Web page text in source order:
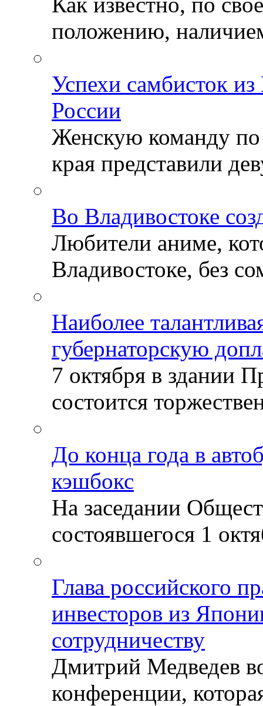
положению,
Успехи самбисток
России
Женскую команду
края представили
Во Владивостоке
Любители аниме,
Владивостоке, без
Наиболее
губернаторскую
7 октября в здании
состоится
До конца года в
кэшбокс
На заседании
состоявшегося 1
Глава российского
инвесторов из
сотрудничеству
Дмитрий Медведев
конференции,